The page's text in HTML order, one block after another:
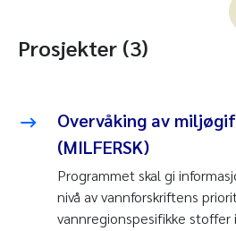
Prosjekter (3)
Overvåking av
(MILFERSK)
Programmet skal gi
nivå av vannforskriftens
vannregionspesifikke stoffer